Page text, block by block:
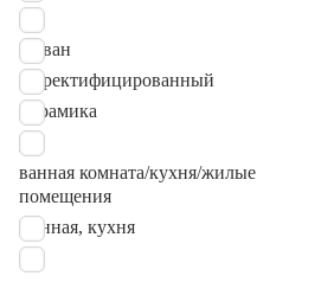
10
Ливан
не ректифицированный
Керамика
Да
ванная комната/кухня/жилые
помещения
Ванная, кухня
1.8